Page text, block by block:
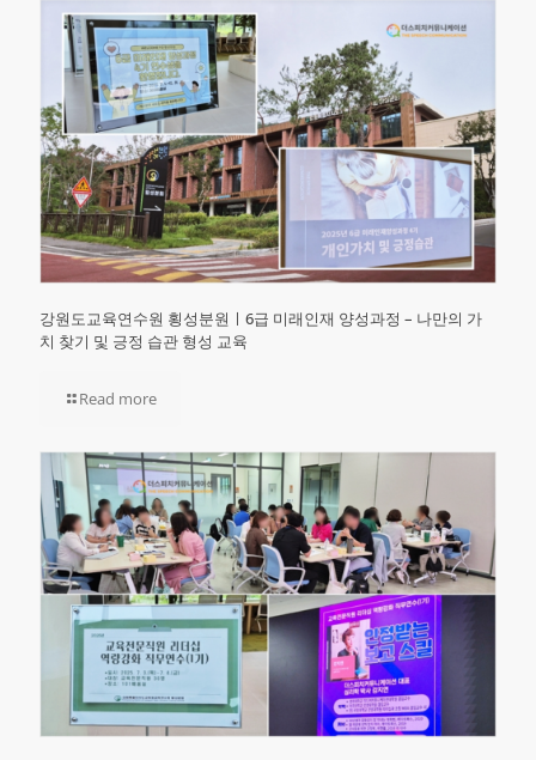
강원도교육연수원 횡성분원ㅣ6급 미래인재 양성과정 – 나만의 가
치 찾기 및 긍정 습관 형성 교육
Read more